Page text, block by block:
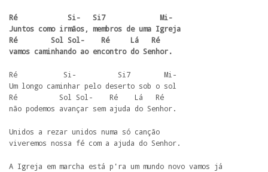
Ré            Si-   Si7             Mi-
Juntos como irmãos, membros de uma Igreja
Ré        Sol Sol-    Ré     Lá   Ré
vamos caminhando ao encontro do Senhor.
Ré           Si-          Si7        Mi-
Um longo caminhar pelo deserto sob o sol
Ré          Sol Sol-    Ré    Lá   Ré
não podemos avançar sem ajuda do Senhor.
Unidos a rezar unidos numa só canção
viveremos nossa fé com a ajuda do Senhor.
A Igreja em marcha está p'ra um mundo novo vamos já